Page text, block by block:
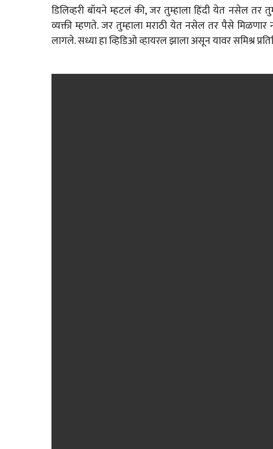
डिलिव्हरी बॉयने म्हटलं की, जर तुम्हाला हिंदी येत नसेल तर
व्यक्ती म्हणते. जर तुम्हाला मराठी येत नसेल तर पैसे मिळणार
लागले. सध्या हा व्हिडिओ व्हायरल झाला असून यावर समिश्र